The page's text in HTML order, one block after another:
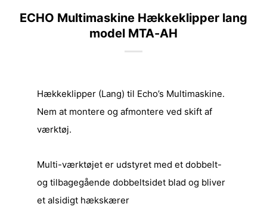
ECHO Multimaskine Hækkeklipper lang
model MTA-AH
Hækkeklipper (Lang) til Echo’s Multimaskine.
Nem at montere og afmontere ved skift af
værktøj.
Multi-værktøjet er udstyret med et dobbelt-
og tilbagegående dobbeltsidet blad og bliver
et alsidigt hækskærer